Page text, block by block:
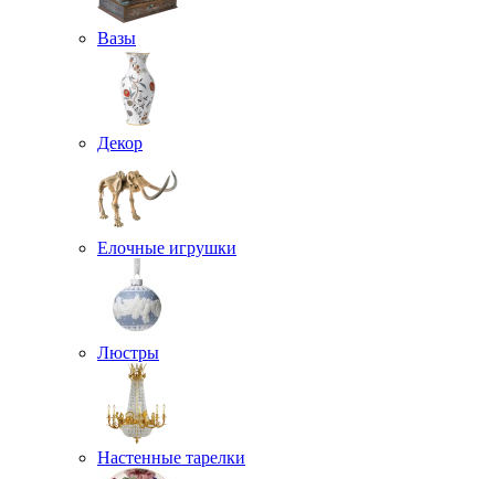
Вазы
Декор
Елочные игрушки
Люстры
Настенные тарелки